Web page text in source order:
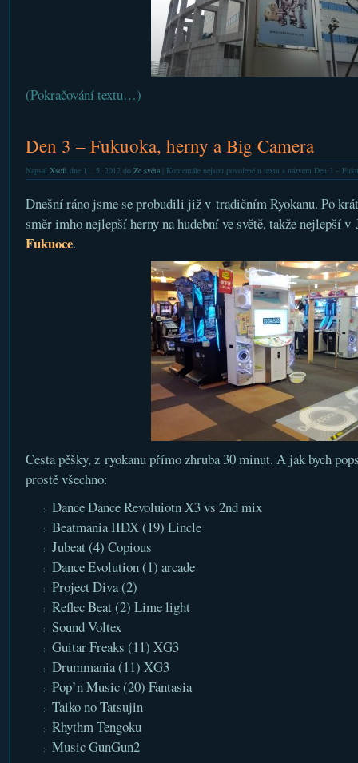
(Pokračování textu…)
Den 3 – Fukuoka, herny a Big Camera
Napsal Xsoftdne 11. 5. 2012 do Ze světa| Komentáře nejsou povolenéu textu s názvem Den 3 –
Dnešní ráno jsme se probudili již v tradičním Ryokanu. Po
směr imho nejlepší herny na hudební ve světě, takže nejlepší v
Fukuoce.
Cesta pěšky, z ryokanu přímo zhruba 30 minut. A jak bych
prostě všechno:
Dance Dance Revoluiotn X3 vs 2nd mix
Beatmania IIDX (19) Lincle
Jubeat (4) Copious
Dance Evolution (1) arcade
Project Diva (2)
Reflec Beat (2) Lime light
Sound Voltex
Guitar Freaks (11) XG3
Drummania (11) XG3
Pop’n Music (20) Fantasia
Taiko no Tatsujin
Rhythm Tengoku
Music GunGun2